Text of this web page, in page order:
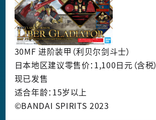
30MF 进阶装甲（利贝尔剑斗士）
日本地区建议零售价：1,100日元（含税）
现已发售
适合年龄：15岁以上
©BANDAI SPIRITS 2023